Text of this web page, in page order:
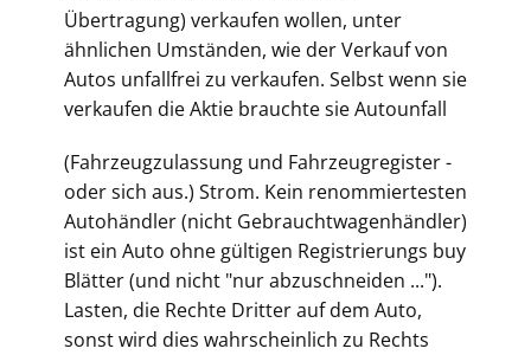
Übertragung) verkaufen wollen, unter
ähnlichen Umständen, wie der Verkauf von
Autos unfallfrei zu verkaufen. Selbst wenn sie
verkaufen die Aktie brauchte sie Autounfall
(Fahrzeugzulassung und Fahrzeugregister -
oder sich aus.) Strom. Kein renommiertesten
Autohändler (nicht Gebrauchtwagenhändler)
ist ein Auto ohne gültigen Registrierungs buy
Blätter (und nicht "nur abzuschneiden ...").
Lasten, die Rechte Dritter auf dem Auto,
sonst wird dies wahrscheinlich zu Rechts